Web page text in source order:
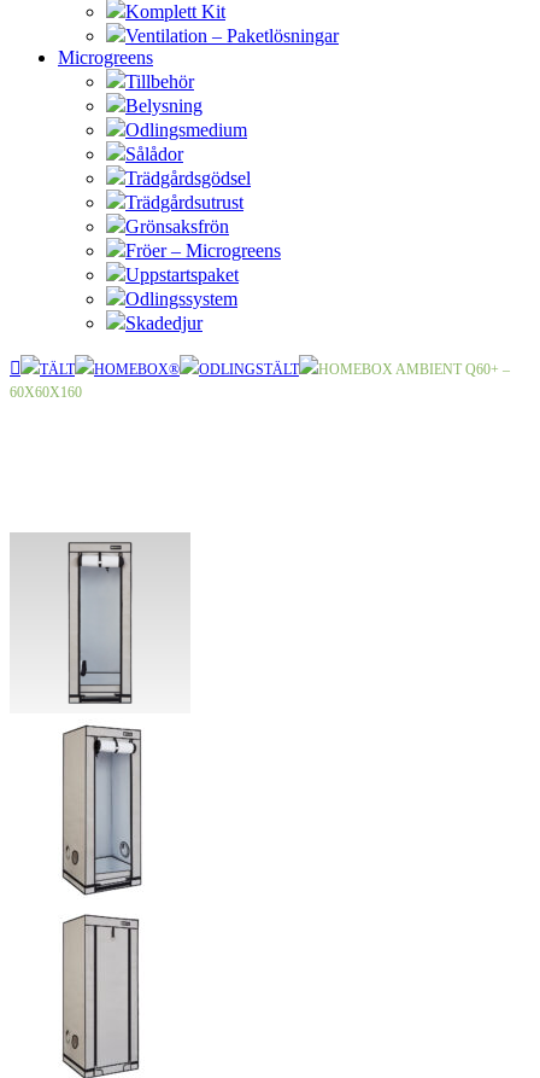
Komplett Kit
Ventilation – Paketlösningar
Microgreens
Tillbehör
Belysning
Odlingsmedium
Sålådor
Trädgårdsgödsel
Trädgårdsutrust
Grönsaksfrön
Fröer – Microgreens
Uppstartspaket
Odlingssystem
Skadedjur
TÄLT HOMEBOX® ODLINGSTÄLT
HOMEBOX AMBIENT Q60+ –
60X60X160